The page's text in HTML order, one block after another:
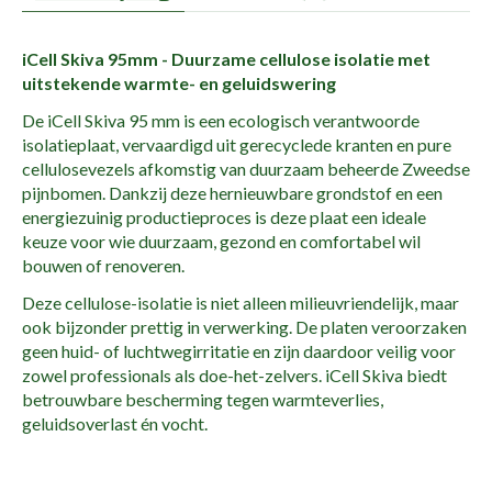
iCell Skiva 95mm - Duurzame cellulose isolatie met
uitstekende warmte- en geluidswering
De iCell Skiva 95 mm is een ecologisch verantwoorde
isolatieplaat, vervaardigd uit gerecyclede kranten en pure
cellulosevezels afkomstig van duurzaam beheerde Zweedse
pijnbomen. Dankzij deze hernieuwbare grondstof en een
energiezuinig productieproces is deze plaat een ideale
keuze voor wie duurzaam, gezond en comfortabel wil
bouwen of renoveren.
Deze cellulose-isolatie is niet alleen milieuvriendelijk, maar
ook bijzonder prettig in verwerking. De platen veroorzaken
geen huid- of luchtwegirritatie en zijn daardoor veilig voor
zowel professionals als doe-het-zelvers. iCell Skiva biedt
betrouwbare bescherming tegen warmteverlies,
geluidsoverlast én vocht.